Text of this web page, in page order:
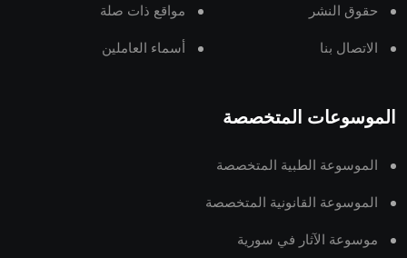
حقوق النشر مواقع ذات صلة
الاتصال بنا أسماء العاملين
الموسوعات المتخصصة
الموسوعة الطبية المتخصصة
الموسوعة القانونية المتخصصة
موسوعة الآثار في سورية